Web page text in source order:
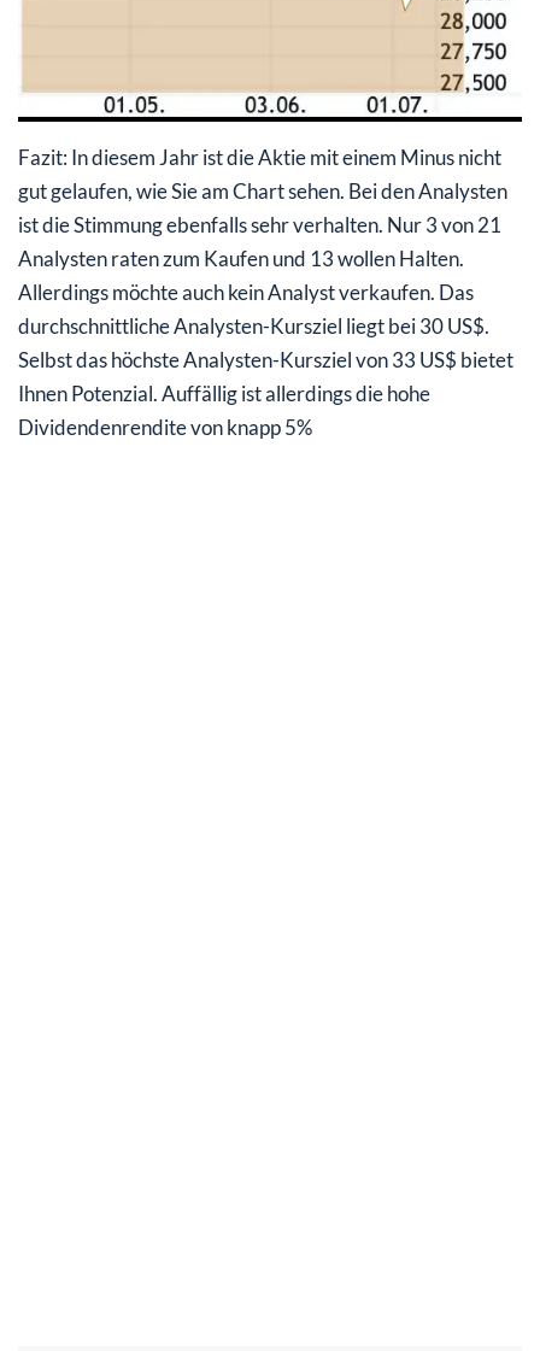
Fazit: In diesem Jahr ist die Aktie mit einem Minus nicht
gut gelaufen, wie Sie am Chart sehen. Bei den Analysten
ist die Stimmung ebenfalls sehr verhalten. Nur 3 von 21
Analysten raten zum Kaufen und 13 wollen Halten.
Allerdings möchte auch kein Analyst verkaufen. Das
durchschnittliche Analysten-Kursziel liegt bei 30 US$.
Selbst das höchste Analysten-Kursziel von 33 US$ bietet
Ihnen Potenzial. Auffällig ist allerdings die hohe
Dividendenrendite von knapp 5%